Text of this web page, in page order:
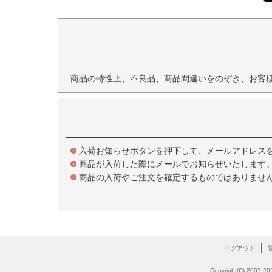
商品の特性上、不良品、商品間違いをのぞき、お
入荷お知らせボタンを押下して、メールアドレス
商品が入荷した際にメールでお知らせいたします
商品の入荷やご注文を確定するものではありませ
ログアウト
Copyright(C) 2007-